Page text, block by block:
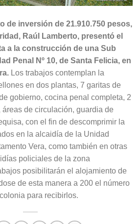
de inversión de 21.910.750 pesos,
Raúl Lamberto, presentó el
a la construcción de una Sub
Penal Nº 10, de Santa Felicia, en
Los trabajos contemplan la
en dos plantas, 7 garitas de
gobierno, cocina penal completa, 2
de circulación, guardia de
con el fin de descomprimir la
en la alcaidía de la Unidad
Vera, como también en otras
policiales de la zona
posibilitarán el alojamiento de
de esta manera a 200 el número
para recibirlos.